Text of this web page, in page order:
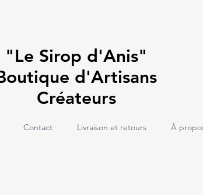
"Le Sirop d'Anis"
d'Artisans
Créateurs
Contact Livraison et retours À